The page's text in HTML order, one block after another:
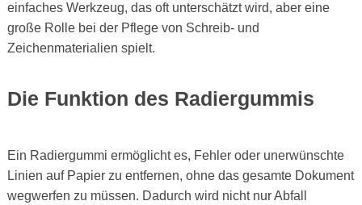
einfaches Werkzeug, das oft unterschätzt wird, aber eine
große Rolle bei der Pflege von Schreib- und
Zeichenmaterialien spielt.
Die Funktion des Radiergummis
Ein Radiergummi ermöglicht es, Fehler oder unerwünschte
Linien auf Papier zu entfernen, ohne das gesamte Dokument
wegwerfen zu müssen. Dadurch wird nicht nur Abfall